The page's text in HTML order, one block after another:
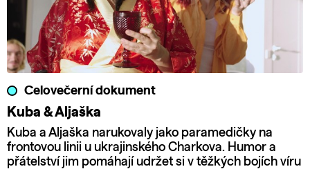
Celovečerní dokument
Kuba & Aljaška
Kuba a Aljaška narukovaly jako paramedičky na
frontovou linii u ukrajinského Charkova. Humor a
přátelství jim pomáhají udržet si v těžkých bojích víru